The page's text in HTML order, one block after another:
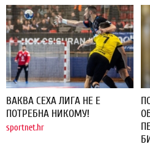
ВАКВА СЕХА ЛИГА НЕ Е
ПОТРЕБНА НИКОМУ!
sportnet.hr